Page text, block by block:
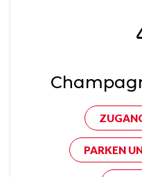
PARKEN